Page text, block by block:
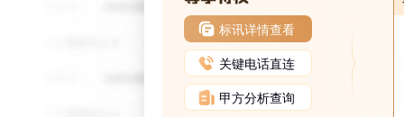
标讯详情查看
关键电话直连
甲方分析查询